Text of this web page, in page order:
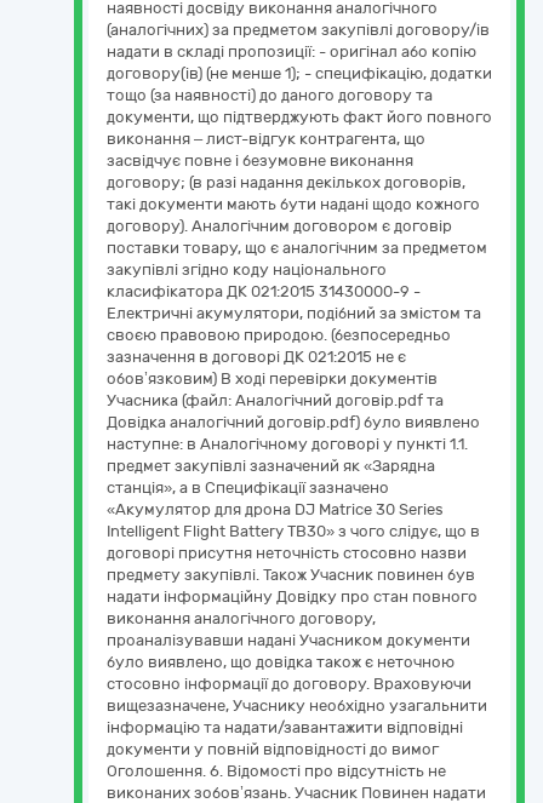
наявності досвіду виконання аналогічного
(аналогічних) за предметом закупівлі договору/ів
надати в складі пропозиції: - оригінал або копію
договору(ів) (не менше 1); - специфікацію, додатки
тощо (за наявності) до даного договору та
документи, що підтверджують факт його повного
виконання – лист-відгук контрагента, що
засвідчує повне і безумовне виконання
договору; (в разі надання декількох договорів,
такі документи мають бути надані щодо кожного
договору). Аналогічним договором є договір
поставки товару, що є аналогічним за предметом
закупівлі згідно коду національного
класифікатора ДК 021:2015 31430000-9 -
Електричні акумулятори, подібний за змістом та
своєю правовою природою. (безпосередньо
зазначення в договорі ДК 021:2015 не є
обов’язковим) В ході перевірки документів
Учасника (файл: Аналогічний договір.pdf та
Довідка аналогічний договір.pdf) було виявлено
наступне: в Аналогічному договорі у пункті 1.1.
предмет закупівлі зазначений як «Зарядна
станція», а в Специфікації зазначено
«Акумулятор для дрона DJ Matrice 30 Series
Intelligent Flight Battery TB30» з чого слідує, що в
договорі присутня неточність стосовно назви
предмету закупівлі. Також Учасник повинен був
надати інформаційну Довідку про стан повного
виконання аналогічного договору,
проаналізувавши надані Учасником документи
було виявлено, що довідка також є неточною
стосовно інформації до договору. Враховуючи
вищезазначене, Учаснику необхідно узагальнити
інформацію та надати/завантажити відповідні
документи у повній відповідності до вимог
Оголошення. 6. Відомості про відсутність не
виконаних зобов’язань. Учасник Повинен надати